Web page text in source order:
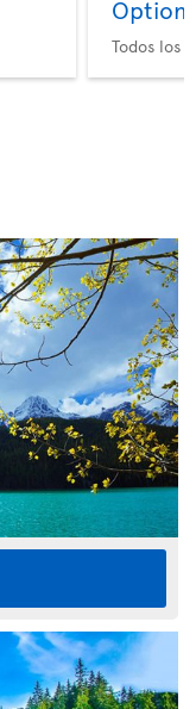
Option
Todos los